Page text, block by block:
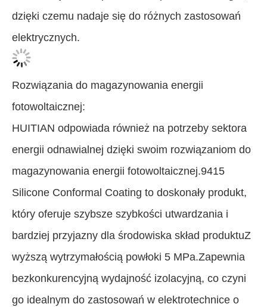
dzięki czemu nadaje się do różnych zastosowań
elektrycznych.
Rozwiązania do magazynowania energii
fotowoltaicznej:
HUITIAN odpowiada również na potrzeby sektora
energii odnawialnej dzięki swoim rozwiązaniom do
magazynowania energii fotowoltaicznej.9415
Silicone Conformal Coating to doskonały produkt,
który oferuje szybsze szybkości utwardzania i
bardziej przyjazny dla środowiska skład produktuZ
wyższą wytrzymałością powłoki 5 MPa.Zapewnia
bezkonkurencyjną wydajność izolacyjną, co czyni
go idealnym do zastosowań w elektrotechnice o